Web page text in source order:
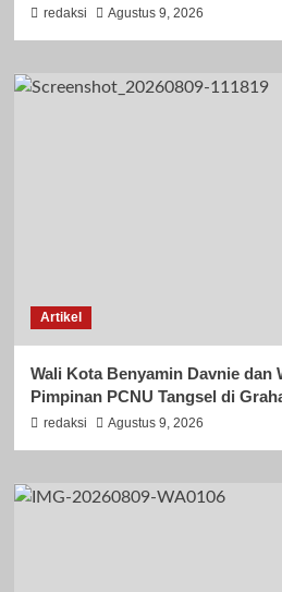
redaksi Agustus 9, 2026
Artikel
Wali Kota Benyamin Davnie dan
Pimpinan PCNU Tangsel di
redaksi Agustus 9, 2026